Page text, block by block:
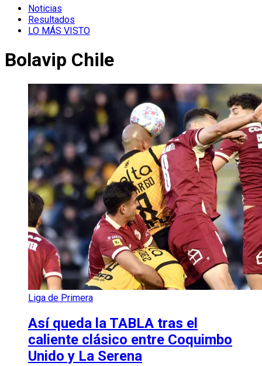
Noticias
Resultados
LO MÁS VISTO
Bolavip Chile
Liga de Primera
Así queda la TABLA tras el
caliente clásico entre Coquimbo
Unido y La Serena